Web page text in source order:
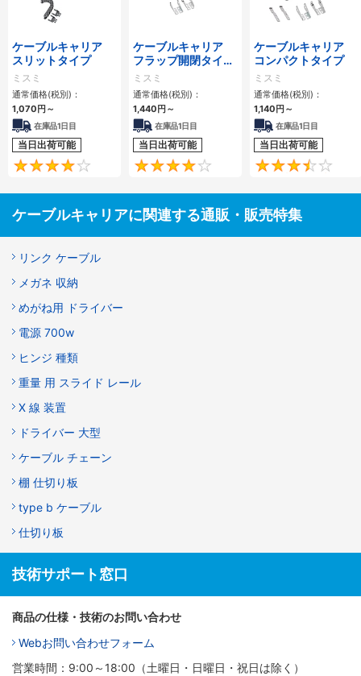
ケーブルキャリア
スリットタイプ
ミスミ
通常価格(税別)：
1,070 円 ～
在庫品1日目
当日出荷可能
4.1
ケーブルキャリア
フラップ開閉タイ
プ 本体＋取付金具
ミスミ
通常価格(税別)：
1,440 円 ～
在庫品1日目
当日出荷可能
4.2
ケーブルキャリア
コンパクトタイプ
ミスミ
通常価格(税別)：
1,140 円 ～
在庫品1日目
当日出荷可能
ケーブルキャリアに関連する通販・販売特集
リンク ケーブル
メガネ 収納
めがね用 ドライバー
電源 700w
ヒンジ 種類
重量 用 スライド レール
X 線 装置
ドライバー 大型
ケーブル チェーン
棚 仕切り板
type b ケーブル
仕切り板
技術サポート窓口
商品の仕様・技術のお問い合わせ
Webお問い合わせフォーム
営業時間：9:00～18:00（土曜日・日曜日・祝日は除く）